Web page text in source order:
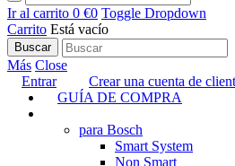
Ir al carrito 0 €0 Toggle Dropdown
Carrito Está vacío
Buscar
Más Close
Entrar
Crear una cuenta de
GUÍA DE COMPRA
para Bosch
Smart System
Non Smart